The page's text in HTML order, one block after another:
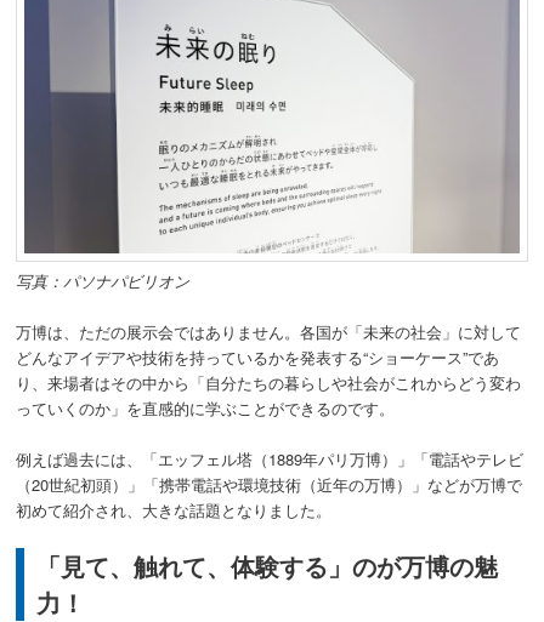
写真：パソナパビリオン
万博は、ただの展示会ではありません。各国が「未来の社会」に対して
どんなアイデアや技術を持っているかを発表する“ショーケース”であ
り、来場者はその中から「自分たちの暮らしや社会がこれからどう変わ
っていくのか」を直感的に学ぶことができるのです。
例えば過去には、「エッフェル塔（1889年パリ万博）」「電話やテレビ
（20世紀初頭）」「携帯電話や環境技術（近年の万博）」などが万博で
初めて紹介され、大きな話題となりました。
「見て、触れて、体験する」のが万博の魅
力！